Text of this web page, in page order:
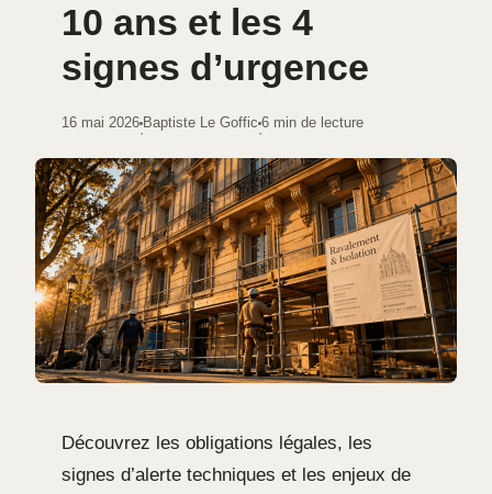
10 ans et les 4
signes d’urgence
16 mai 2026
·
Baptiste Le Goffic
·
6 min de lecture
Découvrez les obligations légales, les
signes d’alerte techniques et les enjeux de